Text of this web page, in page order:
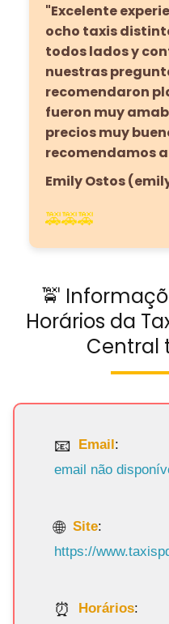
"Excelente
ocho taxis
todos lados y
nuestras
recomendaron
fueron muy
precios muy
recomendamos
Emily Ostos
🚕🚕🚕
🚖
Horários da
Central
Email:
email não
Site:
https://
Horários: